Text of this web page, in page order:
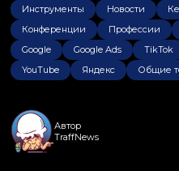
Инструменты
Новости
Конференции
Профессии
Google
Google Ads TikTok
YouTube
Яндекс Общие
Автор
TraffNews